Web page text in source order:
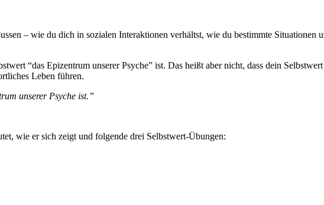
– wie du dich in sozialen Interaktionen verhältst, wie du bestimmte Situationen
“das Epizentrum unserer Psyche” ist. Das heißt aber nicht, dass dein
Leben führen.
unserer Psyche ist.”
wie er sich zeigt und folgende drei Selbstwert-Übungen: